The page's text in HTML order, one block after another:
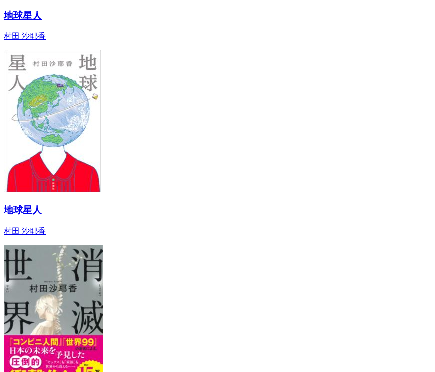
地球星人
村田 沙耶香
地球星人
村田 沙耶香